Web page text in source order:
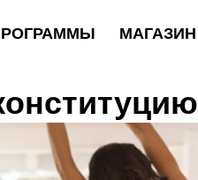
БЛОГ
МАГАЗИН